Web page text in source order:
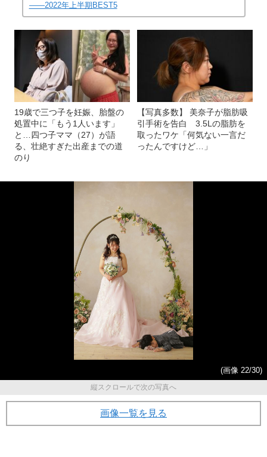
――2022年上半期BEST5
19歳で三つ子を妊娠、胎盤の
処置中に「もう1人います」
と…四つ子ママ（27）が語
る、壮絶すぎた出産までの道
のり
【写真多数】 美奈子が脂肪吸
引手術を告白 3.5Lの脂肪を
取ったワケ「何気ない一言だ
ったんですけど…」
(画像 22/30)
縦スクロールで次の写真へ
画像一覧を見る